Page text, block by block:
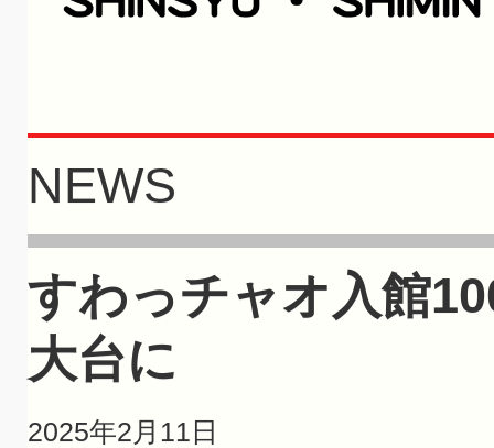
NEWS
すわっチャオ入館
大台に
2025年2月11日